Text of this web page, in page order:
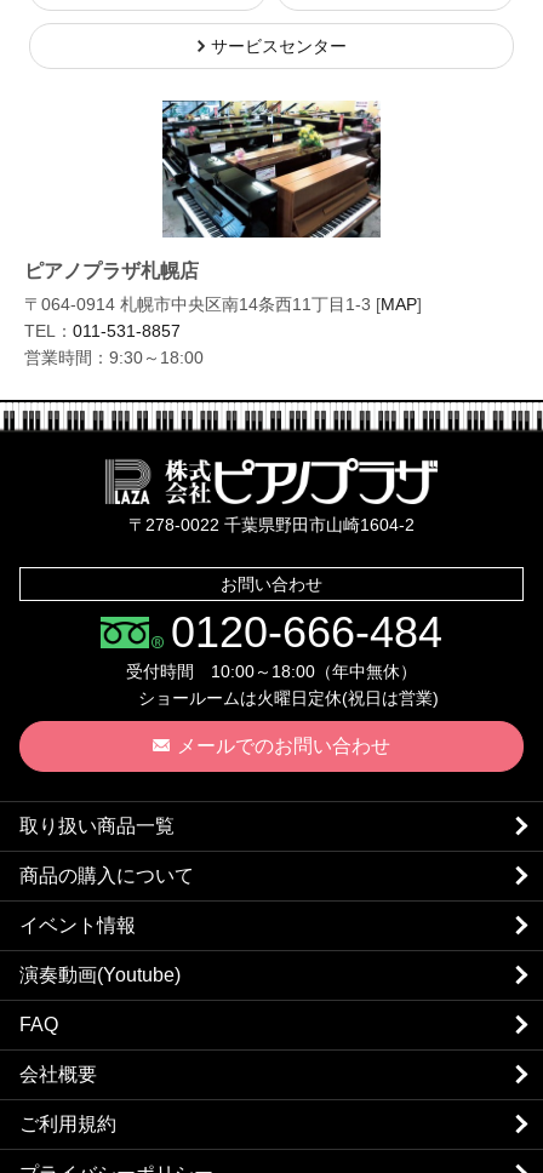
サービスセンター
ピアノプラザ札幌店
〒064-0914 札幌市中央区南14条西11丁目1-3 [MAP]
TEL： 011-531-8857
営業時間：9:30～18:00
〒278-0022 千葉県野田市山崎1604-2
お問い合わせ
0120-666-484
受付時間 10:00～18:00（年中無休）
ショールームは火曜日定休(祝日は営業)
メールでのお問い合わせ
取り扱い商品一覧
商品の購入について
イベント情報
演奏動画(Youtube)
FAQ
会社概要
ご利用規約